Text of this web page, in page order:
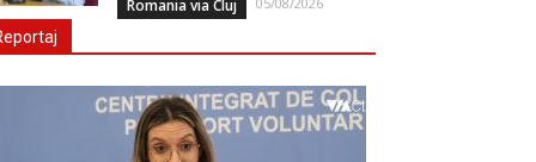
Romania via Cluj